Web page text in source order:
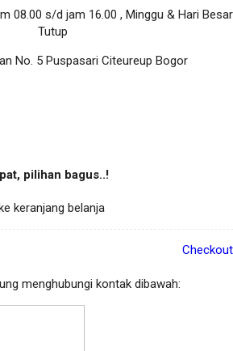
08.00 s/d jam 16.00 , Minggu & Hari Besar
Tutup
No. 5 Puspasari Citeureup Bogor
pilihan bagus..!
keranjang belanja
Checkout
menghubungi kontak dibawah: